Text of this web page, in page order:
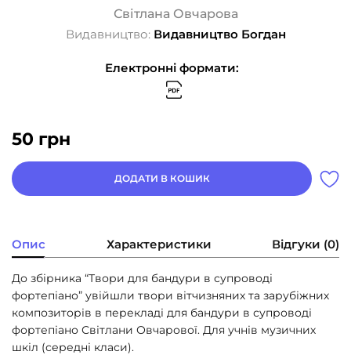
Світлана Овчарова
Видавництво: Видавництво Богдан
Електронні формати:
50 грн
ДОДАТИ В КОШИК
Опис Характеристики Відгуки (0)
До збірника “Твори для бандури в супроводі
фортепіано” увійшли твори вітчизняних та зарубіжних
композиторів в перекладі для бандури в супроводі
фортепіано Світлани Овчарової. Для учнів музичних
шкіл (середні класи).